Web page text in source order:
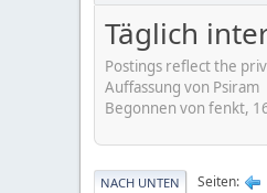
Täglich
Postings reflect the
Auffassung von Psiram
Begonnen von fenkt,
NACH UNTEN Seiten